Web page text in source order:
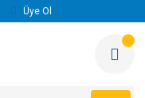
Üye Ol